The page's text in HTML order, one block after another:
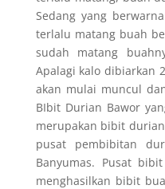
Sedang yang
terlalu matang buah
sudah matang
Apalagi kalo dibiarkan
akan mulai muncul
BIbit Durian Bawor
merupakan bibit
pusat pembibitan
Banyumas. Pusat
menghasilkan bibit